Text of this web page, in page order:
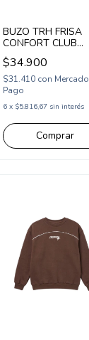
BUZO TRH FRISA
CONFORT CLUB
(P2637415)
$34.900
$31.410 con Mercado
Pago
6 x $5.816,67 sin interés
Comprar